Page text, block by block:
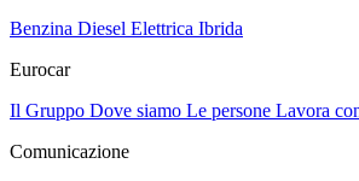
Benzina Diesel Elettrica Ibrida
Eurocar
Il Gruppo Dove siamo Le persone Lavora
Comunicazione